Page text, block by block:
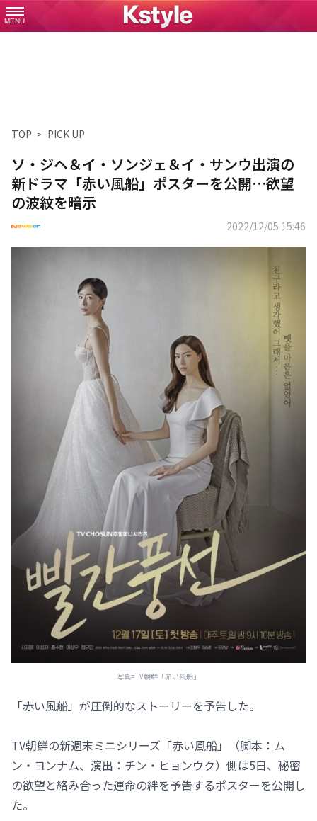
MENU
TOP PICK UP
ソ・ジヘ＆イ・ソンジェ＆イ・サンウ出演の
新ドラマ「赤い風船」ポスターを公開…欲望
の波紋を暗示
2022/12/05 15:46
写真=TV朝鮮「赤い風船」
「赤い風船」が圧倒的なストーリーを予告した。
TV朝鮮の新週末ミニシリーズ「赤い風船」（脚本：ム
ン・ヨンナム、演出：チン・ヒョンウク）側は5日、秘密
の欲望と絡み合った運命の絆を予告するポスターを公開し
た。